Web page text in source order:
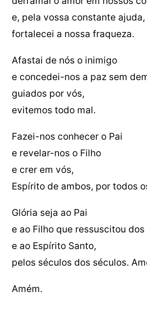
e, pela vossa constante ajuda,
fortalecei a nossa fraqueza.
Afastai de nós o inimigo
e concedei-nos a paz sem
guiados por vós,
evitemos todo mal.
Fazei-nos conhecer o Pai
e revelar-nos o Filho
e crer em vós,
Espírito de ambos, por todos
Glória seja ao Pai
e ao Filho que ressuscitou
e ao Espírito Santo,
pelos séculos dos séculos.
Amém.